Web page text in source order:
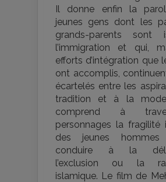
Il donne enfin la
jeunes gens dont les
grands-parents sont
l’immigration et qui,
efforts d’intégration que
ont accomplis,
écartelés entre les
tradition et à la
comprend à
personnages la fragilité
des jeunes hommes
conduire à la
l’exclusion ou la
islamique. Le film de